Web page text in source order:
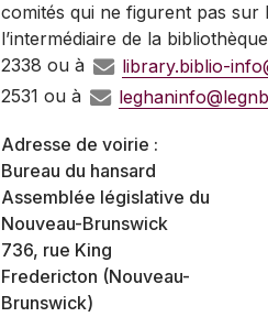
comités qui ne figurent pas sur
l’intermédiaire de la
2338 ou à
library.biblio-
2531 ou à
Adresse de voirie :
Bureau du hansard
Assemblée législative du
Nouveau-Brunswick
736, rue King
Fredericton (Nouveau-
Brunswick)